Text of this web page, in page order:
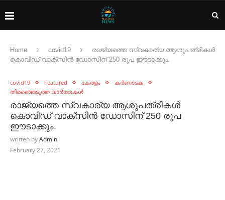
Home covid19
രാജ്യത്തെ സ്വകാര്യ ആശുപത്രികള്‍
കൊവിഡ്‌ വാക്‌സിന്‍ ഡോസിന്‌ 250 രൂപ ഈടാക്കും.
covid19 Featured കേരളം
കർണാടക
തിരഞ്ഞെടുത്ത വാർത്തകൾ
രാജ്യത്തെ സ്വകാര്യ ആശുപത്രികള്‍
കൊവിഡ്‌ വാക്‌സിന്‍ ഡോസിന്‌ 250 രൂപ
ഈടാക്കും.
written byAdmin
February 27, 2021